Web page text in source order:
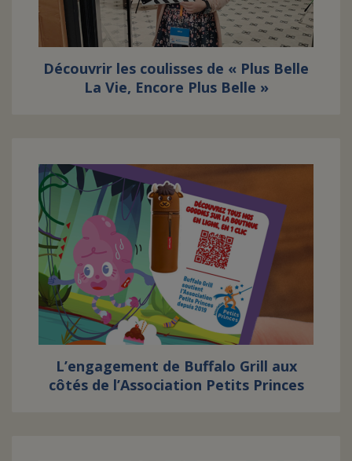
FAIRE UN DON
ASSURANCE VIE/LEGS
JE DEVIENS
BÉNÉVOLE
UN PETIT PRINCE
Découvrir les coulisses de « Plus Belle
La Vie, Encore Plus Belle »
L’engagement de Buffalo Grill aux
côtés de l’Association Petits Princes